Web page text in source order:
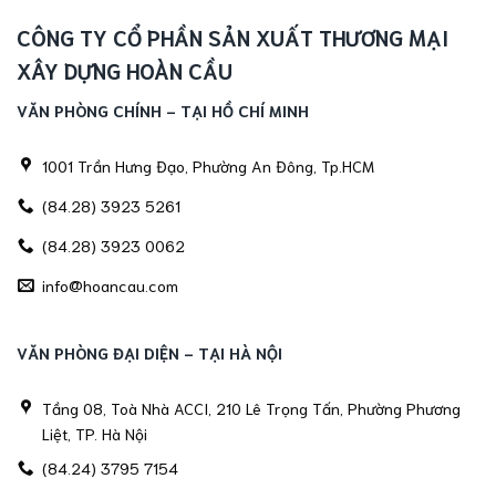
CÔNG TY CỔ PHẦN SẢN XUẤT THƯƠNG MẠI
XÂY DỰNG HOÀN CẦU
VĂN PHÒNG CHÍNH - TẠI HỒ CHÍ MINH
1001 Trần Hưng Đạo, Phường An Đông, Tp.HCM
(84.28) 3923 5261
(84.28) 3923 0062
info@hoancau.com
VĂN PHÒNG ĐẠI DIỆN - TẠI HÀ NỘI
Tầng 08, Toà Nhà ACCI, 210 Lê Trọng Tấn, Phường Phương
Liệt, TP. Hà Nội
(84.24) 3795 7154